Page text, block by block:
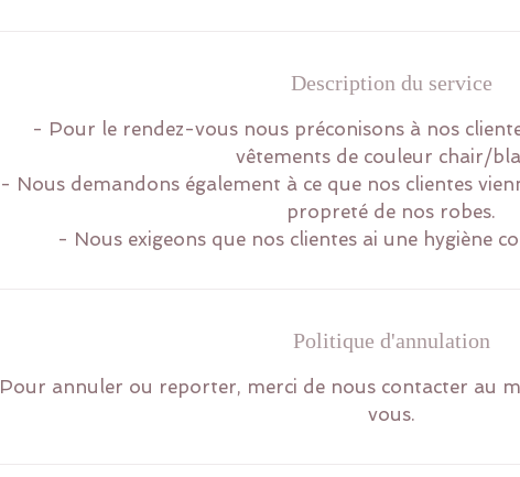
Description du service
- Pour le rendez-vous nous préconisons à nos
vêtements de couleur chair/
- Nous demandons également à ce que nos clientes
propreté de nos robes.
Politique d'annulation
Pour annuler ou reporter, merci de nous contacter au
vous.